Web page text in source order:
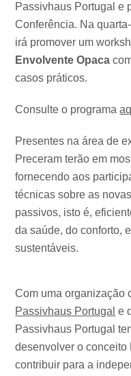
Passivhaus Portugal e
Conferência. Na
irá promover um
Envolvente Opaca
casos práticos.
Consulte o programa
Presentes na área de
Preceram terão em
fornecendo aos
técnicas sobre as
passivos, isto é,
da saúde, do conforto,
sustentáveis.
Com uma organização
Passivhaus Portugal e
Passivhaus Portugal
desenvolver o
contribuir para a